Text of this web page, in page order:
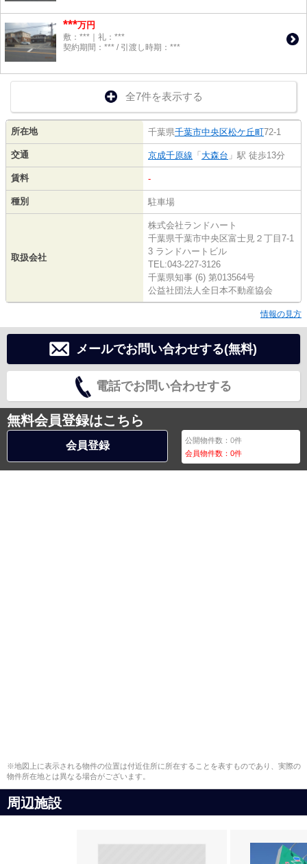
***万円
敷：***｜礼：***
契約期間：*** / 引渡し時期：***
全7件を表示する
所在地 千葉県千葉市中央区松ケ丘町72-1
交通 京成千原線 「 大森台 」駅 徒歩13分
賃料 -
種別 駐車場
取扱会社
株式会社ランドハート
千葉県千葉市中央区富士見２丁目7-1
3 ランドハートビル
TEL:043-227-3126
千葉県知事 (6) 第013564号
公益社団法人全日本不動産協会
情報の見方
メールでお問い合わせする(無料)
電話でお問い合わせする
無料会員登録はこちら
会員登録 公開物件数：0件
会員物件数：0件
※地図上に表示される物件の位置は付近住所に所在することを表すものであり、実際の
物件所在地とは異なる場合がございます。
周辺施設